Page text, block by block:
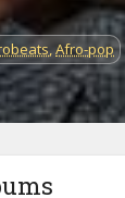
,Afro-pop